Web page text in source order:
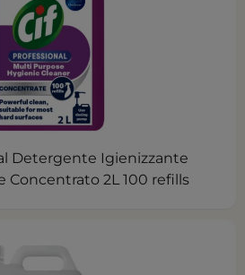
Detergente Igienizzante
Concentrato 2L 100 refills